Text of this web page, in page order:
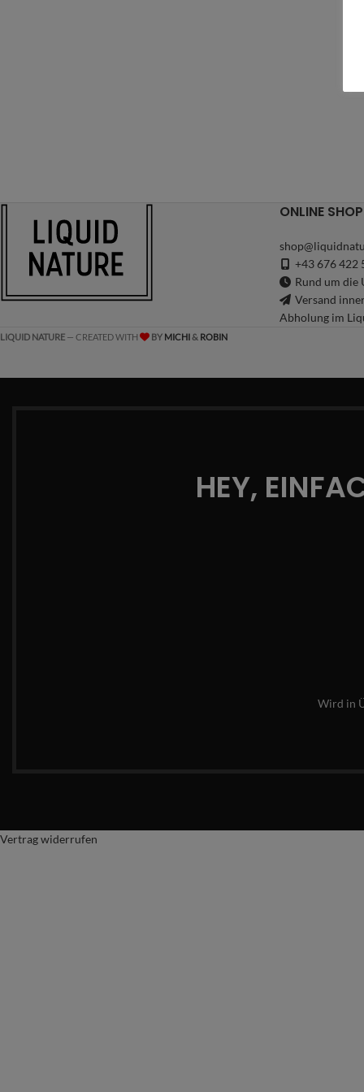
ONLINE SHOP
+43 676 422
Rund um die
Versand
Abholung im
LIQUID NATURE — CREATED WITH BY MICHI& ROBIN
HEY,
Wird in
Vertrag widerrufen